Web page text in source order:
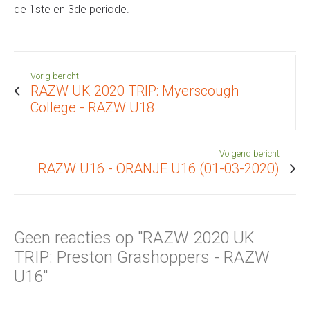
de 1ste en 3de periode.
Vorig bericht
RAZW UK 2020 TRIP: Myerscough
College - RAZW U18
Volgend bericht
RAZW U16 - ORANJE U16 (01-03-2020)
Geen reacties op "RAZW 2020 UK
TRIP: Preston Grashoppers - RAZW
U16"